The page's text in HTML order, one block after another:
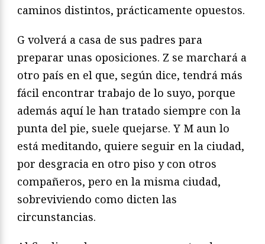
caminos distintos, prácticamente opuestos.
G volverá a casa de sus padres para
preparar unas oposiciones. Z se marchará a
otro país en el que, según dice, tendrá más
fácil encontrar trabajo de lo suyo, porque
además aquí le han tratado siempre con la
punta del pie, suele quejarse. Y M aun lo
está meditando, quiere seguir en la ciudad,
por desgracia en otro piso y con otros
compañeros, pero en la misma ciudad,
sobreviviendo como dicten las
circunstancias.